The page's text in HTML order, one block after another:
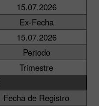
15.07.2026
Ex-Fecha
15.07.2026
Periodo
Trimestre
Fecha de Registro